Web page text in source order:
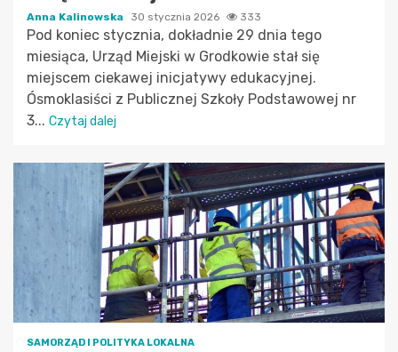
Anna Kalinowska 30 stycznia 2026 333
Pod koniec stycznia, dokładnie 29 dnia tego
miesiąca, Urząd Miejski w Grodkowie stał się
miejscem ciekawej inicjatywy edukacyjnej.
Ósmoklasiści z Publicznej Szkoły Podstawowej nr
3... Czytaj dalej
SAMORZĄD I POLITYKA LOKALNA